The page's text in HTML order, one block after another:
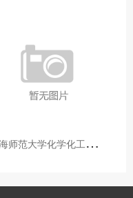
青
海师范大学化学化工学院开展铸牢中华民族共同体意识大讲堂活动